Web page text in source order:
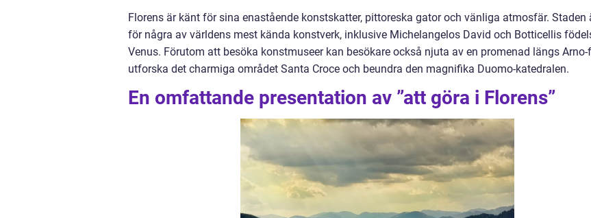
Florens är känt för sina enastående konstskatter, pittoreska gator och vänliga atmosfär. Staden
för några av världens mest kända konstverk, inklusive Michelangelos David och Botticellis
Venus. Förutom att besöka konstmuseer kan besökare också njuta av en promenad längs Arno-
utforska det charmiga området Santa Croce och beundra den magnifika Duomo-katedralen.
En omfattande presentation av ”att göra i Florens”